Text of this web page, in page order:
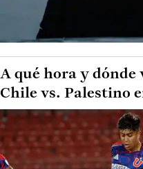
A qué hora y dónde
Chile vs. Palestino